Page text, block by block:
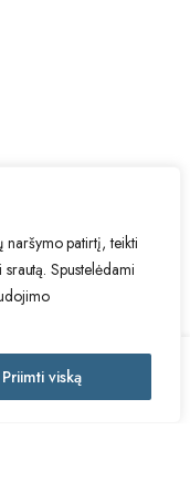
naršymo patirtį, teikti
Spustelėdami
Priimti viskąĮ krepšelį
draudžiama